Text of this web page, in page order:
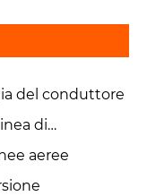
del conduttore
di
aeree